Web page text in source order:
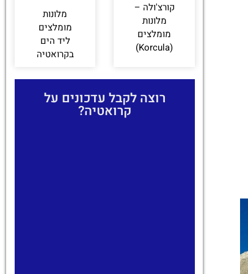
קורצ'ולה –
מלונות
מומלצים
(Korcula)
מלונות
מומלצים
ליד הים
בקרואטיה
רוצה לקבל עדכונים על
קרואטיה?